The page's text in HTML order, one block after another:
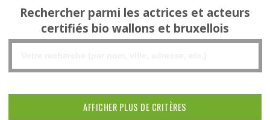
Rechercher parmi les actrices et acteurs
certifiés bio wallons et bruxellois
AFFICHER PLUS DE CRITÈRES